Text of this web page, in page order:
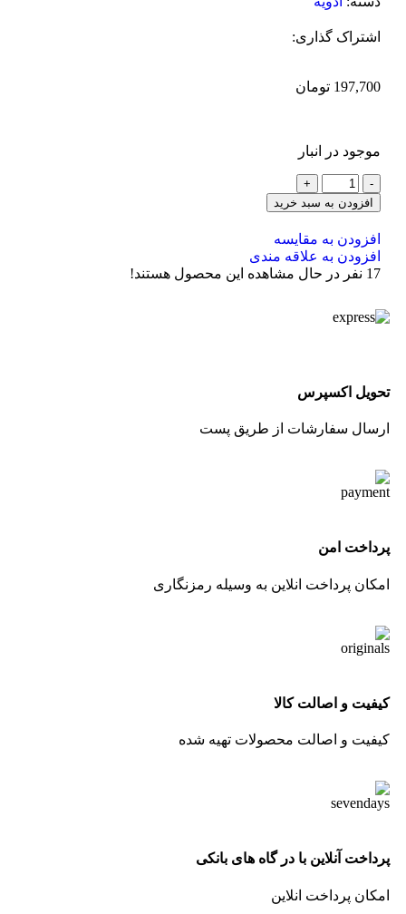
اشتراک گذاری:
197,700 تومان
موجود در انبار
افزودن به سبد خرید
افزودن به مقایسه
افزودن به علاقه مندی
17 نفر در حال مشاهده این محصول هستند!
تحویل اکسپرس
ارسال سفارشات از طریق پست
پرداخت امن
امکان پرداخت انلاین به وسیله رمزنگاری
کیفیت و اصالت کالا
کیفیت و اصالت محصولات تهیه شده
پرداخت آنلاین با در گاه های بانکی
امکان پرداخت انلاین